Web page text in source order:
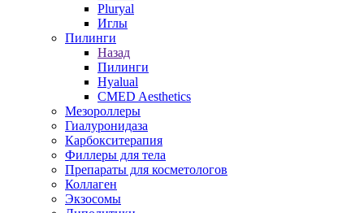
Pluryal
Иглы
Пилинги
Назад
Пилинги
Hyalual
CMED Aesthetics
Мезороллеры
Гиалуронидаза
Карбокситерапия
Филлеры для тела
Препараты для косметологов
Коллаген
Экзосомы